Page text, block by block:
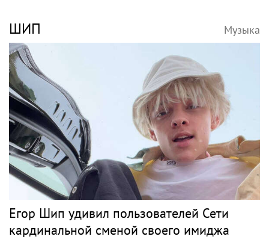
ШИП Музыка
Егор Шип удивил пользователей Сети
кардинальной сменой своего имиджа